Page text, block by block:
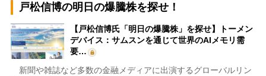
戸松信博の明日の爆騰株を探せ！
【戸松信博氏「明日の爆騰株」を探せ】トーメン
デバイス：サムスンを通じて世界のAIメモリ需
要…
新聞や雑誌など多数の金融メディアに出演するグローバルリン